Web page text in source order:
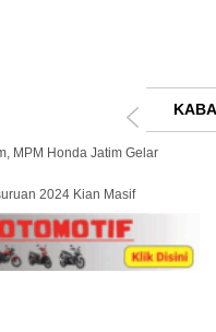
MPM Honda Jatim Gelar
2024 Kian Masif